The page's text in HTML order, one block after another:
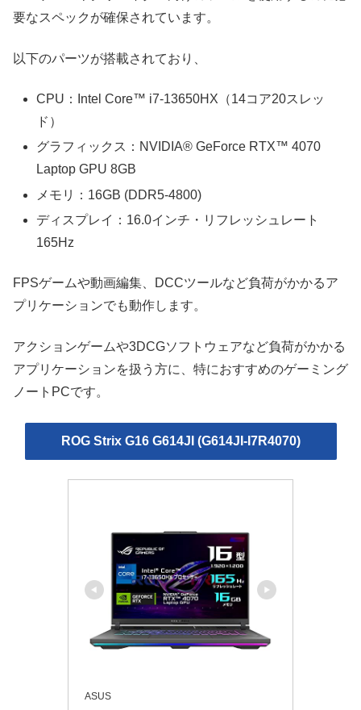
要なスペックが確保されています。
以下のパーツが搭載されており、
CPU：Intel Core™ i7-13650HX（14コア20スレッ
ド）
グラフィックス：NVIDIA® GeForce RTX™ 4070
Laptop GPU 8GB
メモリ：16GB (DDR5-4800)
ディスプレイ：16.0インチ・リフレッシュレート
165Hz
FPSゲームや動画編集、DCCツールなど負荷がかかるア
プリケーションでも動作します。
アクションゲームや3DCGソフトウェアなど負荷がかかる
アプリケーションを扱う方に、特におすすめのゲーミング
ノートPCです。
ROG Strix G16 G614JI (G614JI-I7R4070)
ASUS